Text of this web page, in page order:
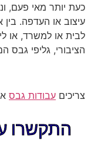
כעת יותר מאי פעם,
עיצוב או העדפה.
לבית או למשרד, או
הציבורי, גליפי גבס
צריכים עבודות גבס
התקשרו עכשיו -